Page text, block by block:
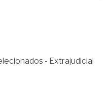
- Extrajudicial